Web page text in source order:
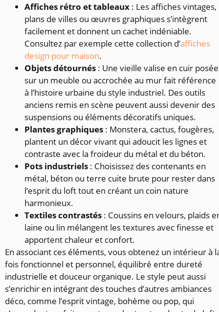
Affiches rétro et tableaux : Les affiches vintages,
plans de villes ou œuvres graphiques s’intègrent
facilement et donnent un cachet indéniable.
Consultez par exemple cette collection d’affiches
design pour maison.
Objets détournés : Une vieille valise en cuir posée
sur un meuble ou accrochée au mur fait référence
à l’histoire urbaine du style industriel. Des outils
anciens remis en scène peuvent aussi devenir des
suspensions ou éléments décoratifs uniques.
Plantes graphiques : Monstera, cactus, fougères,
plantent un décor vivant qui adoucit les lignes et
contraste avec la froideur du métal et du béton.
Pots industriels : Choisissez des contenants en
métal, béton ou terre cuite brute pour rester dans
l’esprit du loft tout en créant un coin nature
harmonieux.
Textiles contrastés : Coussins en velours, plaids
laine ou lin mélangent les textures avec finesse et
apportent chaleur et confort.
En associant ces éléments, vous obtenez un intérieur à
fois fonctionnel et personnel, équilibré entre dureté
industrielle et douceur organique. Le style peut aussi
s’enrichir en intégrant des touches d’autres ambiances
déco, comme l’esprit vintage, bohème ou pop, qui